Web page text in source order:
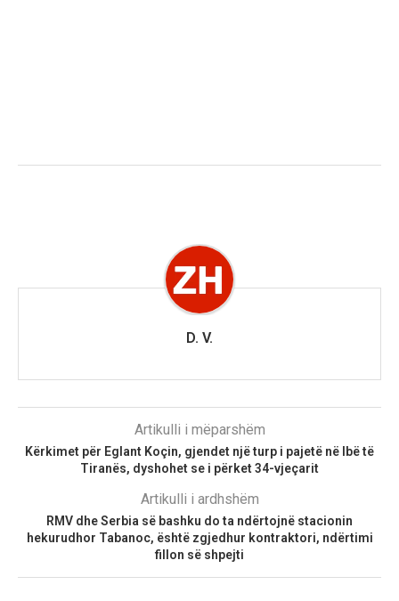
D. V.
Artikulli i mëparshëm
Kërkimet për Eglant Koçin, gjendet një turp i pajetë në Ibë të
Tiranës, dyshohet se i përket 34-vjeçarit
Artikulli i ardhshëm
RMV dhe Serbia së bashku do ta ndërtojnë stacionin
hekurudhor Tabanoc, është zgjedhur kontraktori, ndërtimi
fillon së shpejti